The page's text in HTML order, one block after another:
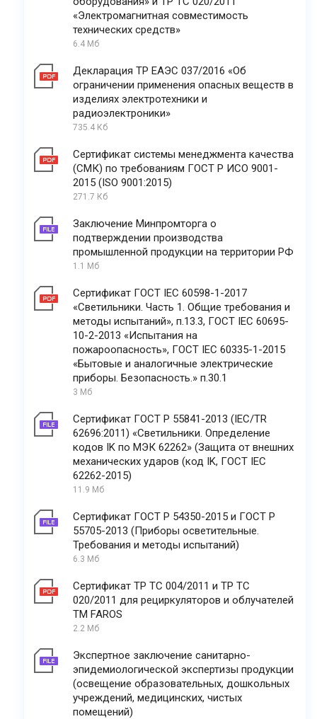
«Электромагнитная совместимость
технических средств»
6.4 Мб
Декларация ТР ЕАЭС 037/2016 «Об
ограничении применения опасных веществ в
изделиях электротехники и
радиоэлектроники»
735.4 Кб
Сертификат системы менеджмента качества
(СМК) по требованиям ГОСТ Р ИСО 9001-
2015 (ISO 9001:2015)
271.7 Кб
Заключение Минпромторга о
подтверждении производства
промышленной продукции на территории РФ
1.1 Мб
Сертификат ГОСТ IEC 60598-1-2017
«Светильники. Часть 1. Общие требования и
методы испытаний», п.13.3, ГОСТ IEC 60695-
10-2-2013 «Испытания на
пожароопасность», ГОСТ IEC 60335-1-2015
«Бытовые и аналогичные электрические
приборы. Безопасность.» п.30.1
3 Мб
Сертификат ГОСТ Р 55841-2013 (IEC/TR
62696:2011) «Светильники. Определение
кодов IK по МЭК 62262» (Защита от внешних
механических ударов (код IK, ГОСТ IEC
62262-2015)
11.9 Мб
Сертификат ГОСТ Р 54350-2015 и ГОСТ Р
55705-2013 (Приборы осветительные.
Требования и методы испытаний)
6.3 Мб
Сертификат ТР ТС 004/2011 и ТР ТС
020/2011 для рециркуляторов и облучателей
ТМ FAROS
2.2 Мб
Экспертное заключение санитарно-
эпидемиологической экспертизы продукции
(освещение образовательных, дошкольных
учреждений, медицинских, чистых
помещений)